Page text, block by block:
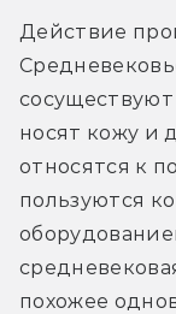
Действие
носят кожу и
относятся к
пользуются
похожее